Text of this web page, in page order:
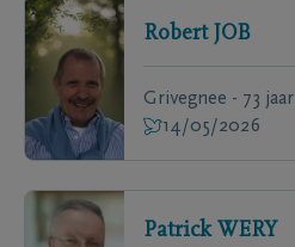
Robert JOB
Grivegnee - 73 jaar
14/05/2026
Patrick WERY